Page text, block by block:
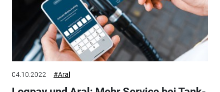
04.10.2022 #Aral